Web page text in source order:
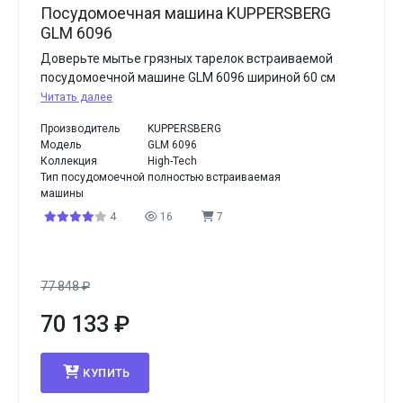
Посудомоечная машина KUPPERSBERG
GLM 6096
Доверьте мытье грязных тарелок встраиваемой
посудомоечной машине GLM 6096 шириной 60 см
Читать далее
Производитель
KUPPERSBERG
Модель
GLM 6096
Коллекция
High-Tech
Тип посудомоечной
машины
полностью встраиваемая
4 16 7
77 848₽
70 133 ₽
КУПИТЬ